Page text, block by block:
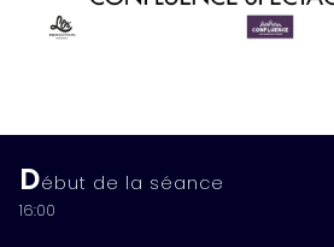
Début de la séance
16:00